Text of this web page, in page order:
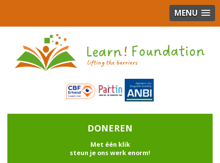
MENU
DONEREN
Met één klik
steun je ons werk enorm!